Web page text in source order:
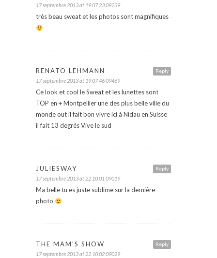
17 septembre 2013 at 19 07 23 09239
très beau sweat et les photos sont magnifiques
Reply
RENATO LEHMANN
17 septembre 2013 at 19 07 46 09469
Ce look et cool le Sweat et les lunettes sont
TOP en + Montpellier une des plus belle ville du
monde out il fait bon vivre ici à Nidau en Suisse
il fait 13 degrés Vive le sud
Reply
JULIESWAY
17 septembre 2013 at 22 10 01 09019
Ma belle tu es juste sublime sur la dernière
photo
Reply
THE MAM'S SHOW
17 septembre 2013 at 22 10 02 09029